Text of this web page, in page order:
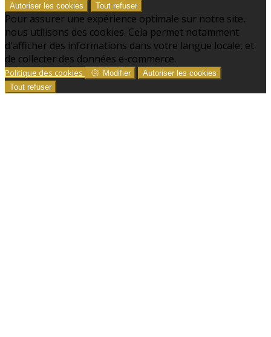
Autoriser les cookies Tout refuser
Pour assurer une expérience optimale sur notre site,
nous utilisons des cookies. Cela permet notamment
d'afficher des informations dans votre langue locale, et
de collecter des données e-commerce.
Politique des cookies Modifier
Autoriser les cookies
Tout refuser